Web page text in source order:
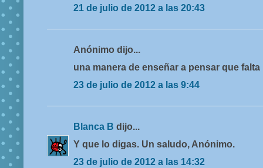
21 de julio de 2012 a las 20:43
Anónimo dijo...
una manera de enseñar a pensar que
23 de julio de 2012 a las 9:44
Blanca B dijo...
Y que lo digas. Un saludo, Anónimo.
23 de julio de 2012 a las 14:32